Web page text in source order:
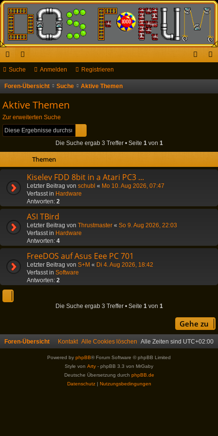
ch
ne
llz
ug
riff
or
en
Suche Anmelden Registrieren
Foren-Übersicht Suche Aktive Themen
Aktive Themen
Zur erweiterten Suche
Die Suche ergab 3 Treffer • Seite 1von 1
Themen
Kiselev FDD 8bit in a Atari PC3 ...
Letzter Beitrag von schubl « Mo 10. Aug 2026, 07:47
Verfasst in Hardware
Antworten: 2
ASI TBird
Letzter Beitrag von Thrustmaster « So 9. Aug 2026, 22:03
Verfasst in Hardware
Antworten: 4
FreeDOS auf Asus Eee PC 701
Letzter Beitrag von S+M « Di 4. Aug 2026, 18:42
Verfasst in Software
Antworten: 2
Die Suche ergab 3 Treffer • Seite 1von 1
Gehe zu
Foren-Übersicht Alle Zeiten sind UTC+02:00
Alle Cookies löschen
Kontakt
Powered by phpBB® Forum Software © phpBB Limited
Style von Arty - phpBB 3.3 von MrGaby
Deutsche Übersetzung durch phpBB.de
Datenschutz| Nutzungsbedingungen